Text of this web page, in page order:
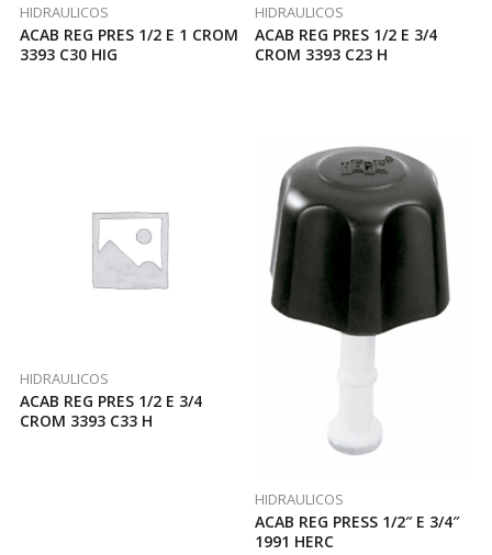
HIDRAULICOS
ACAB REG PRES 1/2 E 1 CROM
3393 C30 HIG
HIDRAULICOS
ACAB REG PRES 1/2 E 3/4
CROM 3393 C23 H
HIDRAULICOS
ACAB REG PRES 1/2 E 3/4
CROM 3393 C33 H
HIDRAULICOS
ACAB REG PRESS 1/2″ E 3/4″
1991 HERC